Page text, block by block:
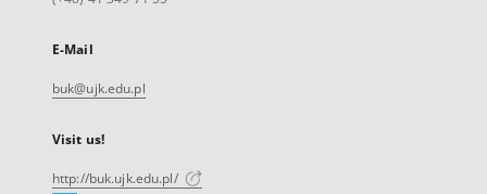
E-Mail
buk@ujk.edu.pl
Visit us!
http://buk.ujk.edu.pl/